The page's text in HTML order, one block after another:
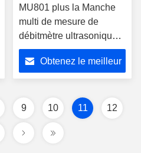
MU801 plus la Manche
multi de mesure de
débitmètre ultrasonique
de principe de temps de
différence de temps
Obtenez le meilleur
9 10 11 12